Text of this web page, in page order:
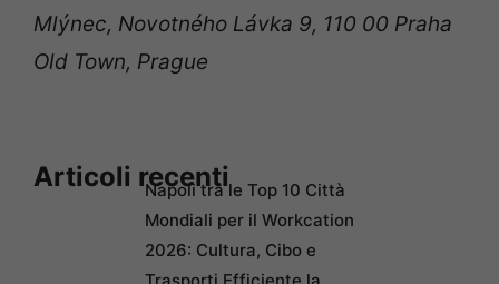
Mlýnec, Novotného Lávka 9, 110 00 Praha
Old Town, Prague
Articoli recentiNapoli tra le Top 10 Città
Mondiali per il Workcation
2026: Cultura, Cibo e